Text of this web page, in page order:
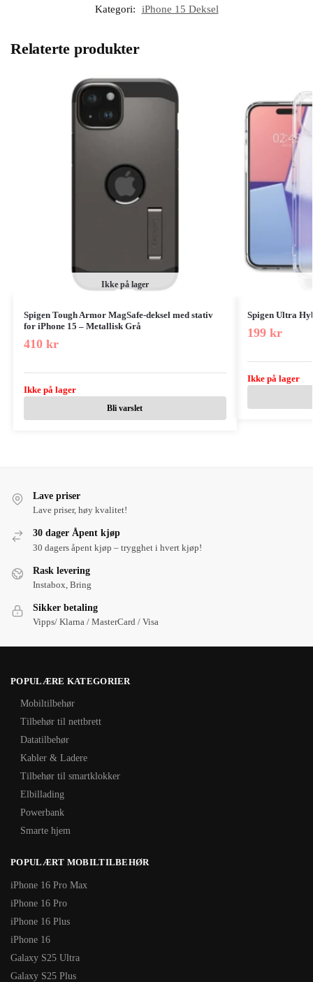
Kategori: iPhone 15 Deksel
Relaterte produkter
Ikke på lager
Spigen Tough Armor MagSafe-deksel med stativ
for iPhone 15 – Metallisk Grå
410 kr
Ikke på lager
Bli varslet
Spigen Ultra
199 kr
Ikke på lager
Lave priser
Lave priser, høy kvalitet!
30 dager Åpent kjøp
30 dagers åpent kjøp – trygghet i hvert kjøp!
Rask levering
Instabox, Bring
Sikker betaling
Vipps/ Klarna / MasterCard / Visa
POPULÆRE KATEGORIER
Mobiltilbehør
Tilbehør til nettbrett
Datatilbehør
Kabler & Ladere
Tilbehør til smartklokker
Elbillading
Powerbank
Smarte hjem
POPULÆRT MOBILTILBEHØR
iPhone 16 Pro Max
iPhone 16 Pro
iPhone 16 Plus
iPhone 16
Galaxy S25 Ultra
Galaxy S25 Plus